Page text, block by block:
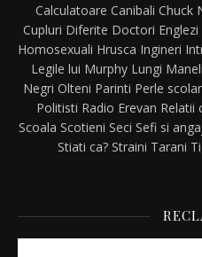
Calculatoare Canibali Chuck
Cupluri Diferite Doctori Englezi
Homosexuali Hrusca Ingineri
Legile lui Murphy Lungi
Negri Olteni Parinti Perle
Politisti Radio Erevan Relatii
Scoala Scotieni Seci Sefi si
Stiati ca? Straini Tarani